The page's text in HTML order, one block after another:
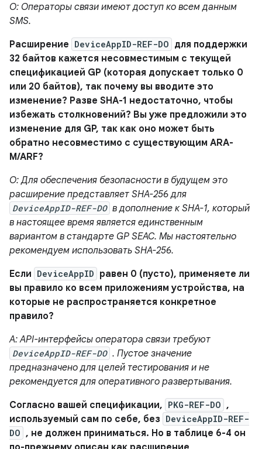
О: Операторы связи имеют доступ ко всем данным
SMS.
Расширение DeviceAppID-REF-DO для поддержки
32 байтов кажется несовместимым с текущей
спецификацией GP (которая допускает только 0
или 20 байтов), так почему вы вводите это
изменение? Разве SHA-1 недостаточно, чтобы
избежать столкновений? Вы уже предложили это
изменение для GP, так как оно может быть
обратно несовместимо с существующим ARA-
M/ARF?
О: Для обеспечения безопасности в будущем это
расширение представляет SHA-256 для
DeviceAppID-REF-DO в дополнение к SHA-1, который
в настоящее время является единственным
вариантом в стандарте GP SEAC. Мы настоятельно
рекомендуем использовать SHA-256.
Если DeviceAppID равен 0 (пусто), применяете ли
вы правило ко всем приложениям устройства, на
которые не распространяется конкретное
правило?
A: API-интерфейсы оператора связи требуют
DeviceAppID-REF-DO . Пустое значение
предназначено для целей тестирования и не
рекомендуется для оперативного развертывания.
Согласно вашей спецификации, PKG-REF-DO ,
используемый сам по себе, без DeviceAppID-REF-
DO , не должен приниматься. Но в таблице 6-4 он